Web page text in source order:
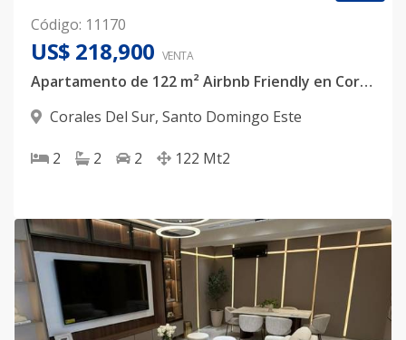
Código: 11170
US$ 218,900 VENTA
Apartamento de 122 m² Airbnb Friendly en Corales del Sur | 2 Parqueos | Torre con Piscina en Santo Domingo Este
Corales Del Sur, Santo Domingo Este
2 2 2 122 Mt2